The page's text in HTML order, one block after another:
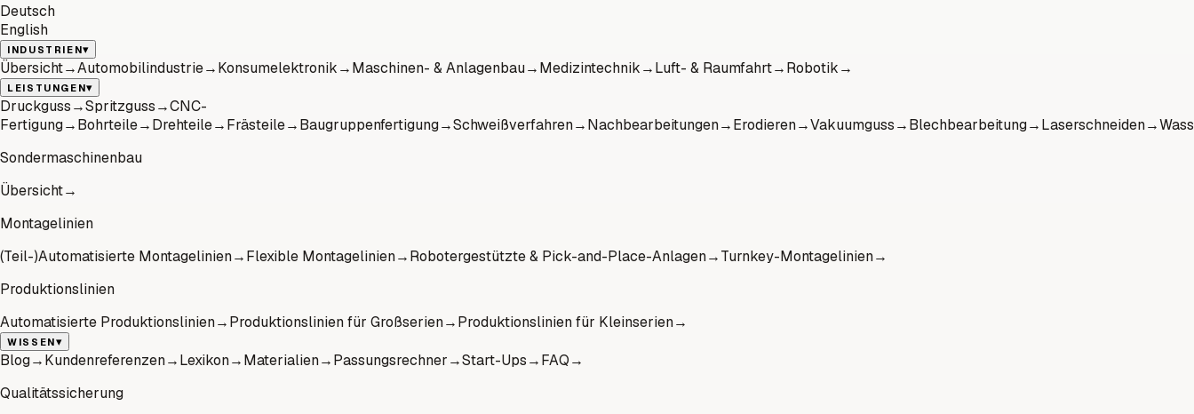
Deutsch
English
INDUSTRIEN▾
Übersicht→Automobilindustrie→Konsumelektronik→Maschinen- & Anlagenbau→Medizintechnik→Luft- & Raumfahrt→Robotik→
LEISTUNGEN▾
Druckguss→Spritzguss→CNC-
Fertigung→Bohrteile→Drehteile→Frästeile→Baugruppenfertigung→Schweißverfahren→Nachbearbeitungen→Erodieren→Vakuumguss→Blechbearbeitung→Laserschneiden→
Sondermaschinenbau
Übersicht→
Montagelinien
(Teil-)Automatisierte Montagelinien→Flexible Montagelinien→Robotergestützte & Pick-and-Place-Anlagen→Turnkey-Montagelinien→
Produktionslinien
Automatisierte Produktionslinien→Produktionslinien für Großserien→Produktionslinien für Kleinserien→
WISSEN▾
Blog→Kundenreferenzen→Lexikon→Materialien→Passungsrechner→Start-Ups→FAQ→
Qualitätssicherung